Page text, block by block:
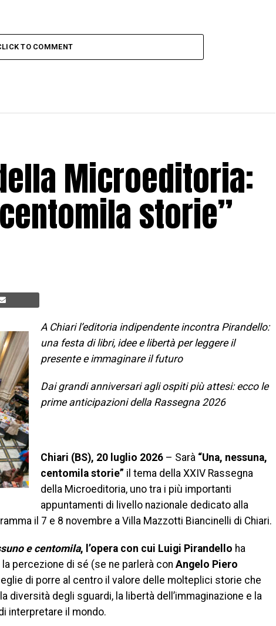
TO COMMENT
Microeditoria:
storie”
A Chiari l’editoria indipendente incontra Pirandello:
una festa di libri, idee e libertà per leggere il
presente e immaginare il futuro
Dai grandi anniversari agli ospiti più attesi: ecco le
prime anticipazioni della Rassegna 2026
Chiari (BS), 20 luglio 2026 – Sarà “Una, nessuna,
centomila storie” il tema della XXIV Rassegna
della Microeditoria, uno tra i più importanti
appuntamenti di livello nazionale dedicato alla
il 7 e 8 novembre a Villa Mazzotti Biancinelli di Chiari.
e centomila, l’opera con cui Luigi Pirandello ha
percezione di sé (se ne parlerà con Angelo Piero
di porre al centro il valore delle molteplici storie che
diversità degli sguardi, la libertà dell’immaginazione e la
interpretare il mondo.